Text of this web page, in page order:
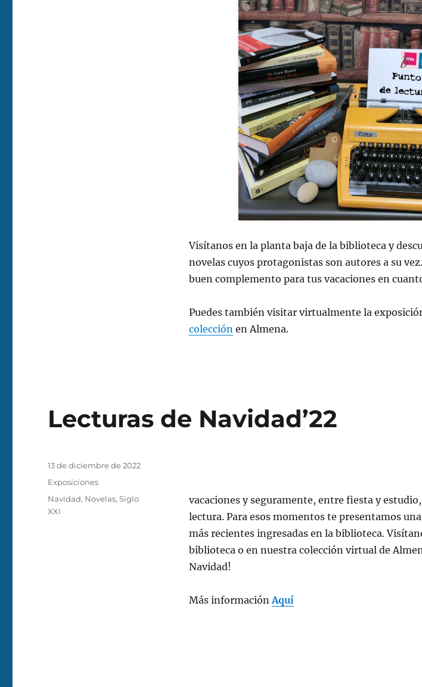
Visítanos en la planta baja de la biblioteca y
novelas cuyos protagonistas son autores a su
buen complemento para tus vacaciones en
Puedes también visitar virtualmente la
colecciónen Almena.
Lecturas de Navidad’22
vacaciones y seguramente, entre fiesta y
lectura. Para esos momentos te presentamos
más recientes ingresadas en la biblioteca.
biblioteca o en nuestra colección virtual de
Navidad!
Más informaciónAquí
Publicado
el
13 de diciembre de 2022
Categorías
Exposiciones
Etiquetas
Navidad, Novelas,Siglo
XXI